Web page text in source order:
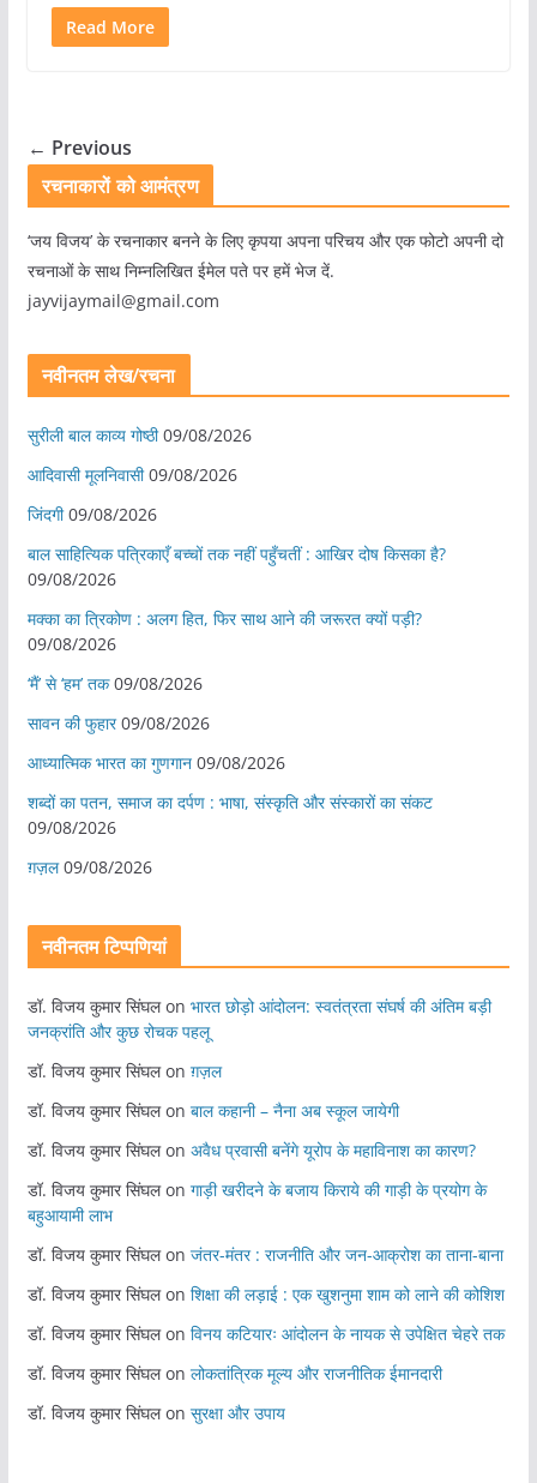
Read More
← Previous
रचनाकारों को आमंत्रण
‘जय विजय’ के रचनाकार बनने के लिए कृपया अपना परिचय और एक फोटो अपनी दो
रचनाओं के साथ निम्नलिखित ईमेल पते पर हमें भेज दें.
jayvijaymail@gmail.com
नवीनतम लेख/रचना
सुरीली बाल काव्य गोष्ठी 09/08/2026
आदिवासी मूलनिवासी 09/08/2026
जिंदगी 09/08/2026
बाल साहित्यिक पत्रिकाएँ बच्चों तक नहीं पहुँचतीं : आखिर दोष किसका है?
09/08/2026
मक्का का त्रिकोण : अलग हित, फिर साथ आने की जरूरत क्यों पड़ी?
09/08/2026
‘मैं’ से ‘हम’ तक 09/08/2026
सावन की फुहार 09/08/2026
आध्यात्मिक भारत का गुणगान 09/08/2026
शब्दों का पतन, समाज का दर्पण : भाषा, संस्कृति और संस्कारों का संकट
09/08/2026
ग़ज़ल 09/08/2026
नवीनतम टिप्पणियां
डॉ. विजय कुमार सिंघलon भारत छोड़ो आंदोलन: स्वतंत्रता संघर्ष की अंतिम बड़ी
जनक्रांति और कुछ रोचक पहलू
डॉ. विजय कुमार सिंघलon ग़ज़ल
डॉ. विजय कुमार सिंघलon बाल कहानी – नैना अब स्कूल जायेगी
डॉ. विजय कुमार सिंघलon अवैध प्रवासी बनेंगे यूरोप के महाविनाश का कारण?
डॉ. विजय कुमार सिंघलon गाड़ी खरीदने के बजाय किराये की गाड़ी के प्रयोग के
बहुआयामी लाभ
डॉ. विजय कुमार सिंघलon जंतर-मंतर : राजनीति और जन-आक्रोश का ताना-बाना
डॉ. विजय कुमार सिंघलon शिक्षा की लड़ाई : एक खुशनुमा शाम को लाने की कोशिश
डॉ. विजय कुमार सिंघलon विनय कटियारः आंदोलन के नायक से उपेक्षित चेहरे तक
डॉ. विजय कुमार सिंघलon लोकतांत्रिक मूल्य और राजनीतिक ईमानदारी
डॉ. विजय कुमार सिंघलon सुरक्षा और उपाय